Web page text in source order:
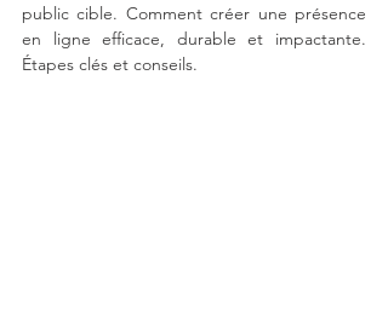
public cible. Comment créer une présence
en ligne efficace, durable et impactante.
Étapes clés et conseils.